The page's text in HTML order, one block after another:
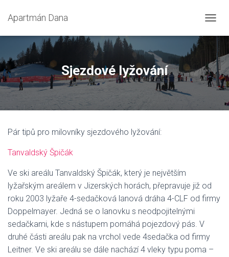
Apartmán Dana
Ř
N
O
U
Sjezdové lyžování
Pár tipů pro milovníky sjezdového lyžování:
Tanvaldský Špičák
Ve ski areálu Tanvaldský Špičák, který je největším
lyžařským areálem v Jizerských horách, přepravuje již od
roku 2003 lyžaře 4-sedačková lanová dráha 4-CLF od firmy
Doppelmayer. Jedná se o lanovku s neodpojitelnými
sedačkami, kde s nástupem pomáhá pojezdový pás. V
druhé části areálu pak na vrchol vede 4sedačka od firmy
Leitner. Ve ski areálu se dále nachází 4 vleky typu poma –